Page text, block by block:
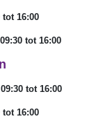
tot 16:00
tot 16:00
tot 16:00
tot 16:00